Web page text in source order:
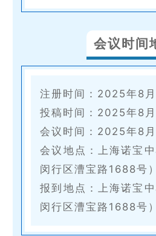
会议时间
注册时间：2025年8
投稿时间：2025年8
会议时间：2025年8
会议地点：上海诺宝
闵行区漕宝路1688号）
报到地点：上海诺宝
闵行区漕宝路1688号）